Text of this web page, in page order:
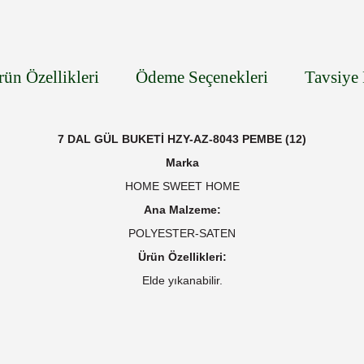
Özellikleri Ödeme Seçenekleri Tavsiye
7 DAL GÜL BUKETİ HZY-AZ-8043 PEMBE (12)
Marka
HOME SWEET HOME
Ana Malzeme:
POLYESTER-SATEN
Ürün Özellikleri:
Elde yıkanabilir.